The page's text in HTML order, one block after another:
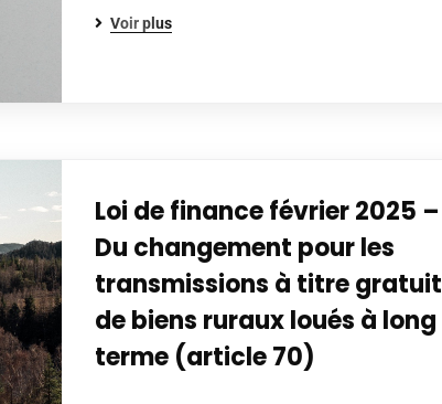
Voir plus
Loi de finance février 2025 –
Du changement pour les
transmissions à titre gratuit
de biens ruraux loués à long
terme (article 70)